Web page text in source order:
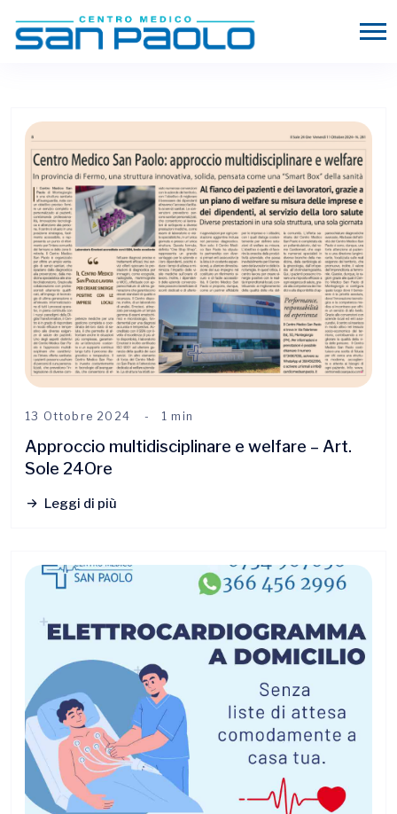
13 Ottobre 2024 1 min
Approccio multidisciplinare e welfare – Art.
Sole 24Ore
Leggi di più